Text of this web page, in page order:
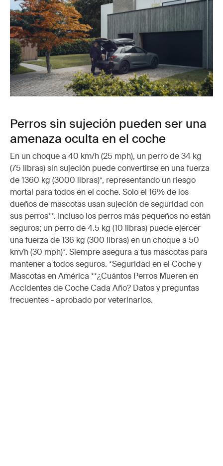
Perros sin sujeción pueden ser una
amenaza oculta en el coche
En un choque a 40 km/h (25 mph), un perro de 34 kg
(75 libras) sin sujeción puede convertirse en una fuerza
de 1360 kg (3000 libras)*, representando un riesgo
mortal para todos en el coche. Solo el 16% de los
dueños de mascotas usan sujeción de seguridad con
sus perros**. Incluso los perros más pequeños no están
seguros; un perro de 4.5 kg (10 libras) puede ejercer
una fuerza de 136 kg (300 libras) en un choque a 50
km/h (30 mph)*. Siempre asegura a tus mascotas para
mantener a todos seguros. *Seguridad en el Coche y
Mascotas en América **¿Cuántos Perros Mueren en
Accidentes de Coche Cada Año? Datos y preguntas
frecuentes - aprobado por veterinarios.